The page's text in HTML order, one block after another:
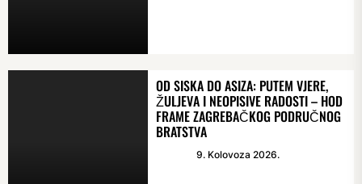
OD SISKA DO ASIZA: PUTEM VJERE,
ŽULJEVA I NEOPISIVE RADOSTI – HOD
FRAME ZAGREBAČKOG PODRUČNOG
BRATSTVA
9. Kolovoza 2026.